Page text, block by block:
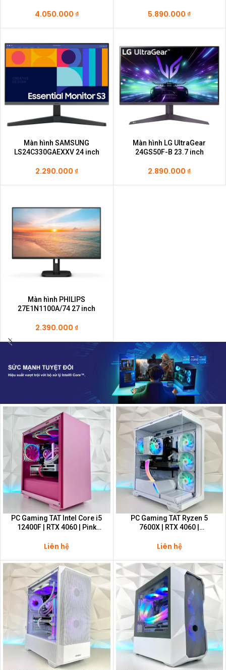
4.050.000 ₫ 5.890.000₫
Màn hình SAMSUNG
LS24C330GAEXXV 24 inch
2.290.000 ₫
Màn hình LG UltraGear
24GS50F-B 23.7 inch
2.890.000₫
Màn hình PHILIPS
27E1N1100A/74 27 inch
2.390.000 ₫
PC Gaming TAT Intel Core i5
12400F | RTX 4060 | Pink
Liên hệ
PC Gaming TAT Ryzen 5
7600X | RTX 4060 |
Liên hệ